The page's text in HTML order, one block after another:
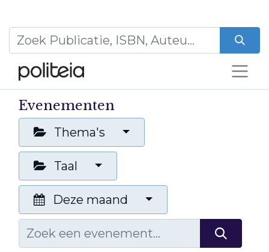
Evenementen
Thema's
Taal
Deze maand